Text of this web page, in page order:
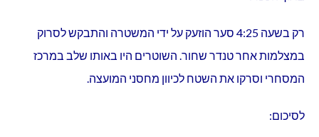
רק בשעה 4:25 סער הוזעק על ידי המשטרה והתבקש לסרוק
במצלמות אחר טנדר שחור. השוטרים היו באותו שלב במרכז
המסחרי וסרקו את השטח לכיוון מחסני המועצה.
לסיכום: